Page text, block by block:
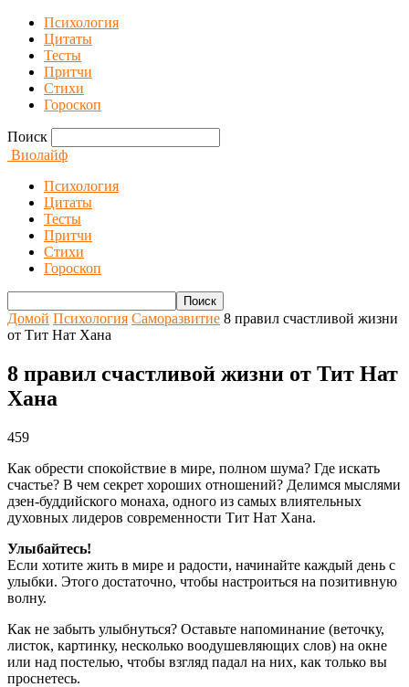
Психология
Цитаты
Тесты
Притчи
Стихи
Гороскоп
Поиск
Виолайф
Психология
Цитаты
Тесты
Притчи
Стихи
Гороскоп
Домой Психология Саморазвитие 8 правил счастливой жизни
от Тит Нат Хана
8 правил счастливой жизни от Тит Нат
Хана
459
Как обрести спокойствие в мире, полном шума? Где искать
счастье? В чем секрет хороших отношений? Делимся мыслями
дзен-буддийского монаха, одного из самых влиятельных
духовных лидеров современности Тит Нат Хана.
Улыбайтесь!
Если хотите жить в мире и радости, начинайте каждый день с
улыбки. Этого достаточно, чтобы настроиться на позитивную
волну.
Как не забыть улыбнуться? Оставьте напоминание (веточку,
листок, картинку, несколько воодушевляющих слов) на окне
или над постелью, чтобы взгляд падал на них, как только вы
проснетесь.